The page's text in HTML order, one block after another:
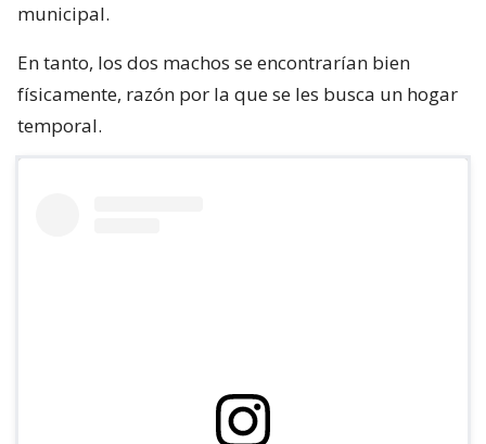
municipal.
En tanto, los dos machos se encontrarían bien
físicamente, razón por la que se les busca un hogar
temporal.